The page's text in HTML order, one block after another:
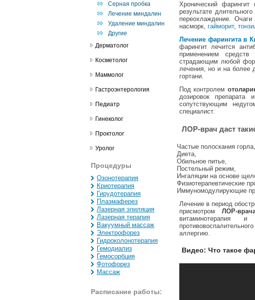
Серная пробка
Лечение миндалин
Удаление миндалин
Другие
Дерматолог
Косметолог
Маммолог
Гастроэнтерология
Педиатр
Гинеколог
Проктолог
Уролог
Процедуры
Озонотерапия
Криотерапия
Гирудотерапия
Плазмаферез
Лазерная эпиляция
Лазерная терапия
Вакуумный массаж
Электрофорез
Гидроколонотерапия
Гемодиализ
Гемосорбция
Фотофорез
Массаж
Расписание работы:
Хронический
результате
переохлаждение.
насморк, гайморит,
Лечение фарингита в
фарингит лечится
применением
страдающим любой
лечения, но и на более
гортани.
Под контролем
дозировок
сопутствующим
специалист.
ЛОР-врач даст
Частые полоскания горла,
Диета,
Обильное питье,
Постельный режим,
Ингаляции на основе
Физиотерапевтические
Иммуномодулирующие
Лечение в период
присмотром ЛОР-
витаминотерапия
аллергию.
Видео: Что такое